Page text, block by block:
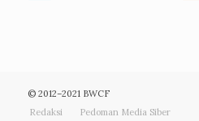
© 2012–2021 BWCF
Redaksi
Pedoman Media Siber